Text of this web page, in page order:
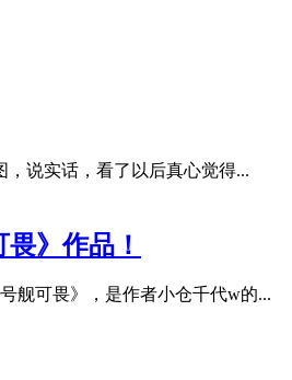
说实话，看了以后真心觉得...
》作品！
舰可畏》，是作者小仓千代w的...